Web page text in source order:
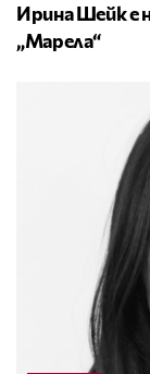
Ирина Шейк е
„Марела“